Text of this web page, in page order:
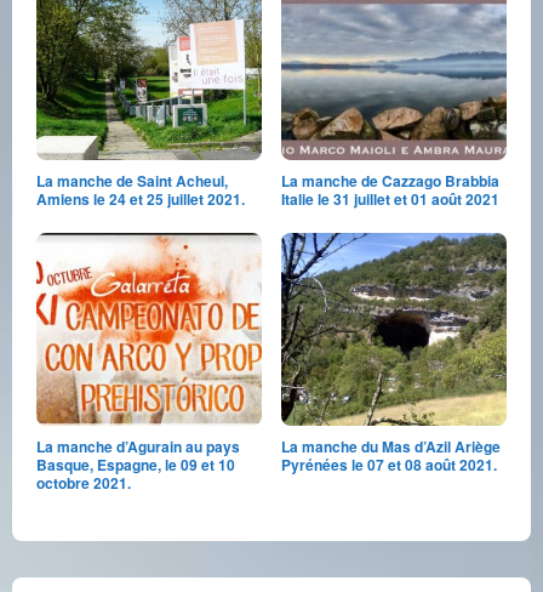
La manche de Saint Acheul,
Amiens le 24 et 25 juillet 2021.
La manche de Cazzago Brabbia
Italie le 31 juillet et 01 août 2021
La manche d’Agurain au pays
Basque, Espagne, le 09 et 10
octobre 2021.
La manche du Mas d’Azil Ariège
Pyrénées le 07 et 08 août 2021.